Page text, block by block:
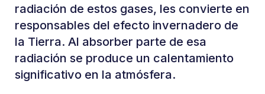
radiación de estos gases, les convierte en
responsables del efecto invernadero de
la Tierra. Al absorber parte de esa
radiación se produce un calentamiento
significativo en la atmósfera.